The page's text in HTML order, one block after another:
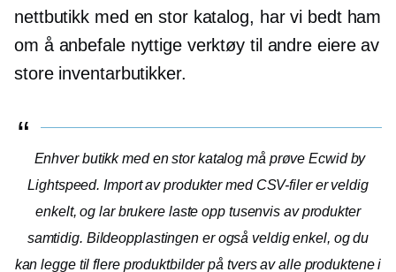
nettbutikk med en stor katalog, har vi bedt ham
om å anbefale nyttige verktøy til andre eiere av
store inventarbutikker.
Enhver butikk med en stor katalog må prøve Ecwid by
Lightspeed. Import av produkter med CSV-filer er veldig
enkelt, og lar brukere laste opp tusenvis av produkter
samtidig. Bildeopplastingen er også veldig enkel, og du
kan legge til flere produktbilder på tvers av alle produktene i